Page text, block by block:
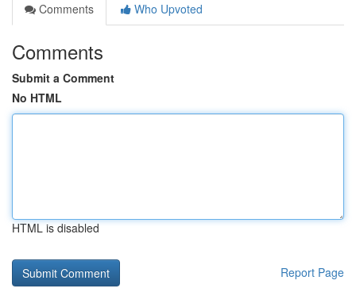
Comments
Who Upvoted
Comments
Submit a Comment
No HTML
HTML is disabled
Report Page